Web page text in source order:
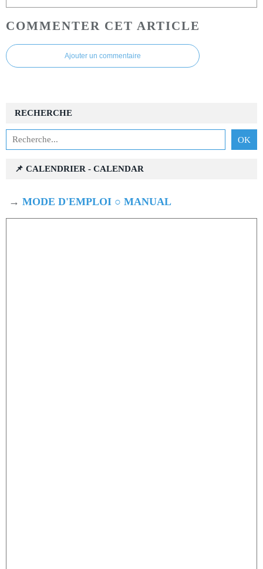
COMMENTER CET ARTICLE
Ajouter un commentaire
RECHERCHE
📌 CALENDRIER - CALENDAR
→ MODE D'EMPLOI ○ MANUAL